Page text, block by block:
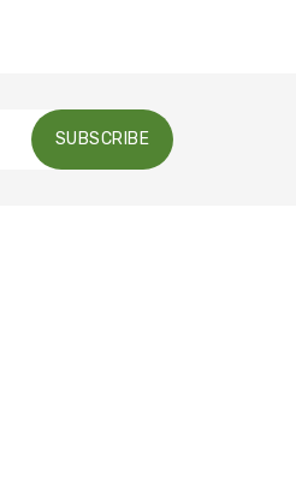
SUBSCRIBE